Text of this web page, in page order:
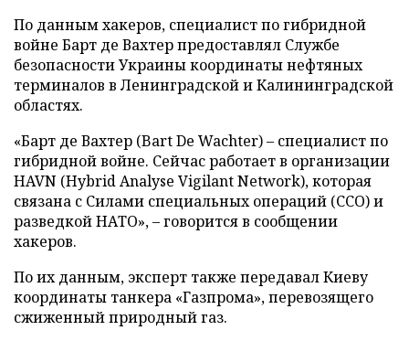
По данным хакеров, специалист по гибридной
войне Барт де Вахтер предоставлял Службе
безопасности Украины координаты нефтяных
терминалов в Ленинградской и Калининградской
областях.
«Барт де Вахтер (Bart De Wachter) – специалист по
гибридной войне. Сейчас работает в организации
HAVN (Hybrid Analyse Vigilant Network), которая
связана с Силами специальных операций (ССО) и
разведкой НАТО», – говорится в сообщении
хакеров.
По их данным, эксперт также передавал Киеву
координаты танкера «Газпрома», перевозящего
сжиженный природный газ.